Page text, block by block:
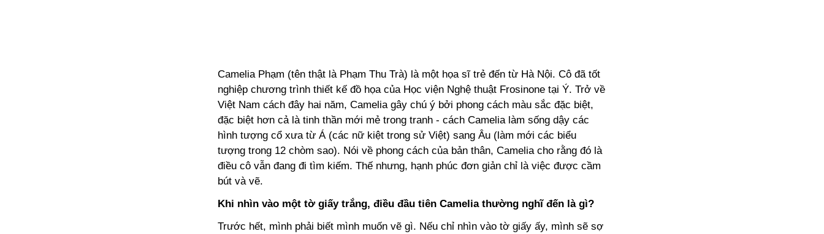
Camelia Phạm (tên thật là Phạm Thu Trà) là một họa sĩ trẻ đến từ Hà Nội. Cô đã tốt
nghiệp chương trình thiết kế đồ họa của Học viện Nghệ thuật Frosinone tại Ý. Trở về
Việt Nam cách đây hai năm, Camelia gây chú ý bởi phong cách màu sắc đặc biệt,
đặc biệt hơn cả là tinh thần mới mẻ trong tranh - cách Camelia làm sống dậy các
hình tượng cổ xưa từ Á (các nữ kiệt trong sử Việt) sang Âu (làm mới các biểu
tượng trong 12 chòm sao). Nói về phong cách của bản thân, Camelia cho rằng đó là
điều cô vẫn đang đi tìm kiếm. Thế nhưng, hạnh phúc đơn giản chỉ là việc được cầm
bút và vẽ.
Khi nhìn vào một tờ giấy trắng, điều đầu tiên Camelia thường nghĩ đến là gì?
Trước hết, mình phải biết mình muốn vẽ gì. Nếu chỉ nhìn vào tờ giấy ấy, mình sẽ sợ